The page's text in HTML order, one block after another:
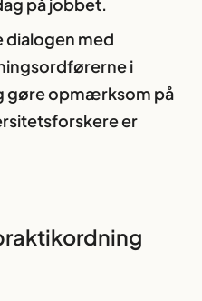
på jobbet.
dialogen med
i
gøre opmærksom på
er